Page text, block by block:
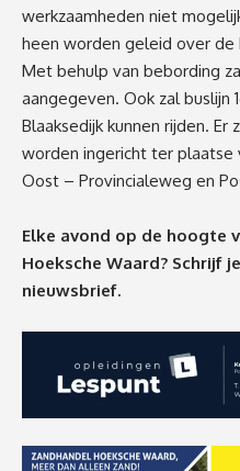
werkzaamheden niet
heen worden geleid over
Met behulp van bebording
aangegeven. Ook zal buslijn
Blaaksedijk kunnen rijden.
worden ingericht ter plaatse
Oost – Provincialeweg en
Elke avond op de hoogte
Hoeksche Waard? Schrijf
nieuwsbrief.